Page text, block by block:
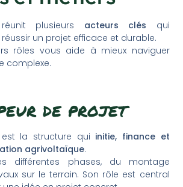
réunit plusieurs acteurs clés qui
un projet efficace et durable.
rôles vous aide à mieux naviguer
complexe.
de projet
la structure qui initie, finance et
agrivoltaïque.
différentes phases, du montage
sur le terrain. Son rôle est central